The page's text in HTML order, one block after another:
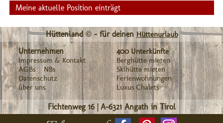
Meine aktuelle Position einträgt
Hüttenland © - für deinen Hüttenurlaub
Unternehmen
Impressum & Kontakt
AGBs
NBs
Datenschutz
über uns
400 Unterkünfte
Berghütte mieten
Skihütte mieten
Ferienwohnungen
Luxus Chalets
Fichtenweg 16|A-6321 Angath in Tirol